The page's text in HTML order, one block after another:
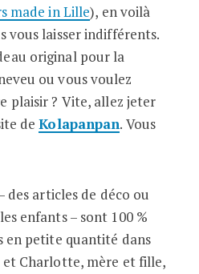
made in Lille), en voilà
vous laisser indifférents.
original pour la
ou vous voulez
plaisir ? Vite, allez jeter
deKolapanpan. Vous
des articles de déco ou
enfants – sont 100 %
en petite quantité dans
Charlotte, mère et fille,